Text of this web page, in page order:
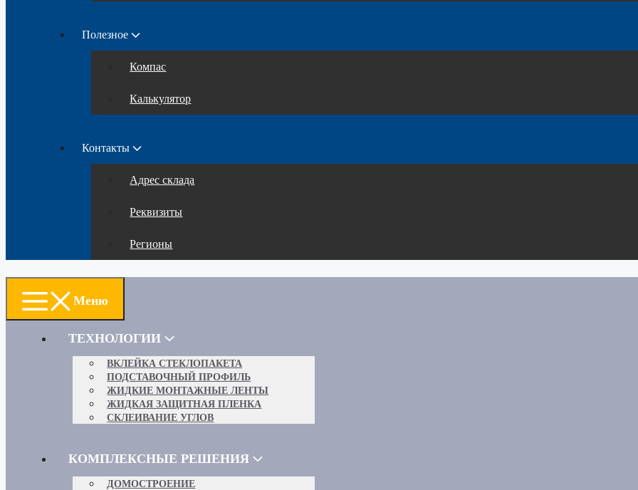
Полезное
Компас
Калькулятор
Контакты
Адрес склада
Реквизиты
Регионы
Меню
ТЕХНОЛОГИИ
ВКЛЕЙКА СТЕКЛОПАКЕТА
ПОДСТАВОЧНЫЙ ПРОФИЛЬ
ЖИДКИЕ МОНТАЖНЫЕ ЛЕНТЫ
ЖИДКАЯ ЗАЩИТНАЯ ПЛЕНКА
СКЛЕИВАНИЕ УГЛОВ
КОМПЛЕКСНЫЕ РЕШЕНИЯ
ДОМОСТРОЕНИЕ